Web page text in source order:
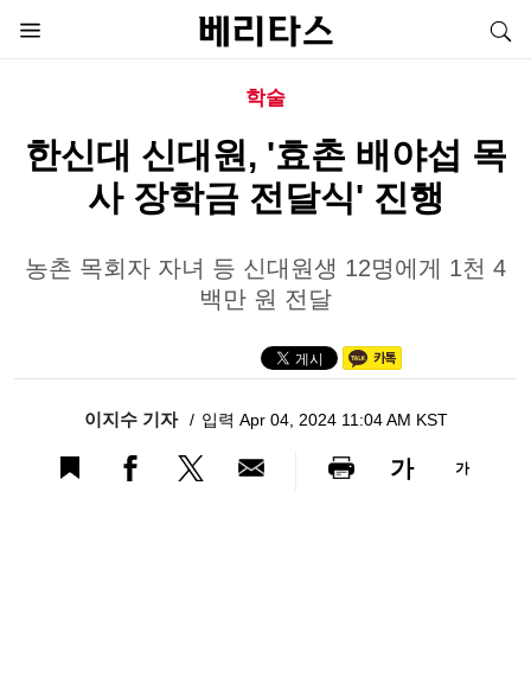
학술
한신대 신대원, '효촌 배야섭 목
사 장학금 전달식' 진행
농촌 목회자 자녀 등 신대원생 12명에게 1천 4
백만 원 전달
이지수 기자 입력 Apr 04, 2024 11:04 AM KST
가 가